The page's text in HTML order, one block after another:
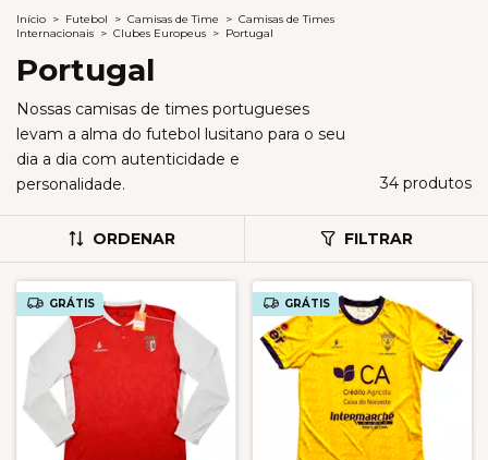
Início > Futebol > Camisas de Time > Camisas de Times
Internacionais > Clubes Europeus > Portugal
Portugal
Nossas camisas de times portugueses
levam a alma do futebol lusitano para o seu
dia a dia com autenticidade e
personalidade.
34 produtos
ORDENAR FILTRAR
GRÁTIS GRÁTIS